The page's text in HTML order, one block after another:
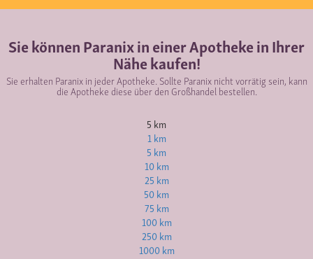
Sie können Paranix in einer Apotheke in Ihrer
Nähe kaufen!
Sie erhalten Paranix in jeder Apotheke. Sollte Paranix nicht vorrätig sein, kann
die Apotheke diese über den Großhandel bestellen.
5 km
1 km
5 km
10 km
25 km
50 km
75 km
100 km
250 km
1000 km